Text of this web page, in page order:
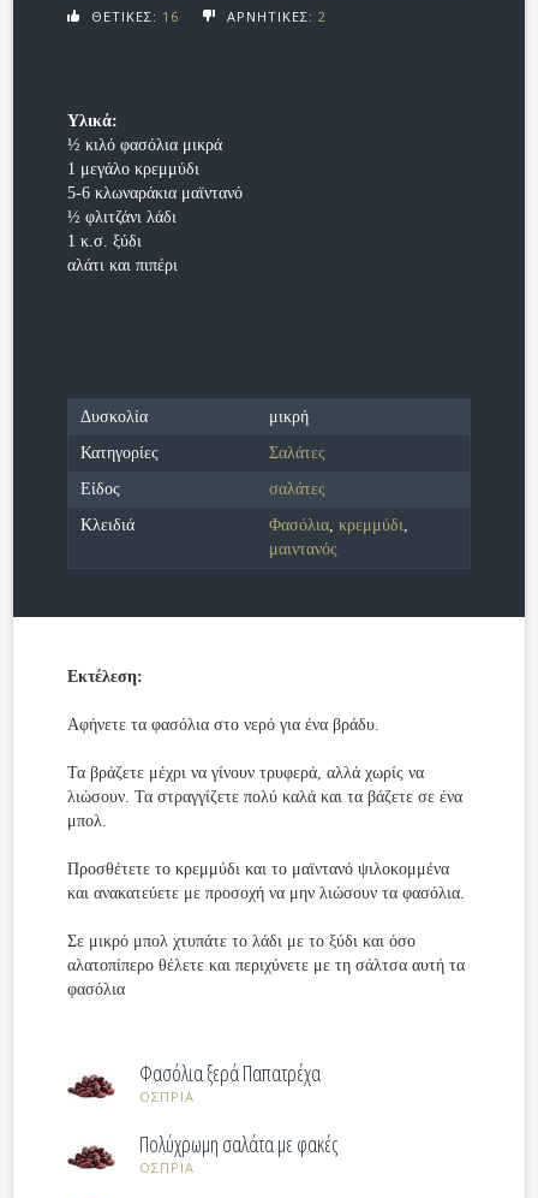
ΘΕΤΙΚΕΣ: 16 ΑΡΝΗΤΙΚΕΣ: 2
Υλικά:
½ κιλό φασόλια μικρά
1 μεγάλο κρεμμύδι
5-6 κλωναράκια μαϊντανό
½ φλιτζάνι λάδι
1 κ.σ. ξύδι
αλάτι και πιπέρι
Δυσκολία
μικρή
Κατηγορίες
Σαλάτες
Είδος
σαλάτες
Κλειδιά
Φασόλια, κρεμμύδι,
μαιντανός
Εκτέλεση:
Αφήνετε τα φασόλια στο νερό για ένα βράδυ.
Τα βράζετε μέχρι να γίνουν τρυφερά, αλλά χωρίς να
λιώσουν. Τα στραγγίζετε πολύ καλά και τα βάζετε σε ένα
μπολ.
Προσθέτετε το κρεμμύδι και το μαϊντανό ψιλοκομμένα
και ανακατεύετε με προσοχή να μην λιώσουν τα φασόλια.
Σε μικρό μπολ χτυπάτε το λάδι με το ξύδι και όσο
αλατοπίπερο θέλετε και περιχύνετε με τη σάλτσα αυτή τα
φασόλια
Φασόλια ξερά Παπατρέχα
ΟΣΠΡΙΑ
Πολύχρωμη σαλάτα με φακές
ΟΣΠΡΙΑ